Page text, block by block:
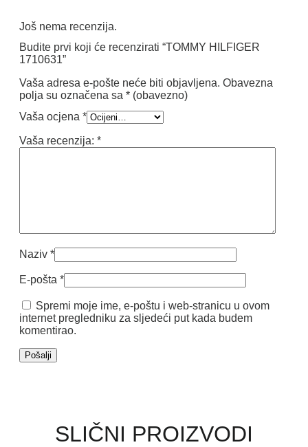
Još nema recenzija.
Budite prvi koji će recenzirati “TOMMY HILFIGER
1710631”
Vaša adresa e-pošte neće biti objavljena. Obavezna
polja su označena sa * (obavezno)
Vaša ocjena *
Vaša recenzija: *
Naziv *
E-pošta *
Spremi moje ime, e-poštu i web-stranicu u ovom
internet pregledniku za sljedeći put kada budem
komentirao.
SLIČNI PROIZVODI